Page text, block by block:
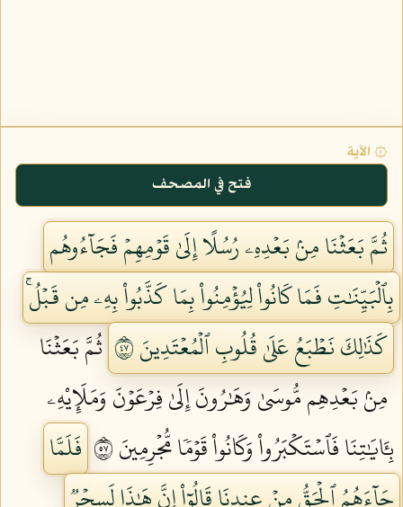
۞ الآية
فتح في المصحف
ثُمَّ بَعَثۡنَا مِنۢ بَعۡدِهِۦ رُسُلًا إِلَىٰ قَوۡمِهِمۡ فَجَآءُوهُم
بِٱلۡبَيِّنَٰتِ فَمَا كَانُواْ لِيُؤۡمِنُواْ بِمَا كَذَّبُواْ بِهِۦ مِن قَبۡلُۚ
كَذَٰلِكَ نَطۡبَعُ عَلَىٰ قُلُوبِ ٱلۡمُعۡتَدِينَ ٧٤
ثُمَّ بَعَثۡنَا
مِنۢ بَعۡدِهِم مُّوسَىٰ وَهَٰرُونَ إِلَىٰ فِرۡعَوۡنَ وَمَلَإِيْهِۦ
بِـَٔايَٰتِنَا فَٱسۡتَكۡبَرُواْ وَكَانُواْ قَوۡمٗا مُّجۡرِمِينَ ٧٥
فَلَمَّا
جَآءَهُمُ ٱلۡحَقُّ مِنۡ عِندِنَا قَالُوٓاْ إِنَّ هَٰذَا لَسِحۡرٞ